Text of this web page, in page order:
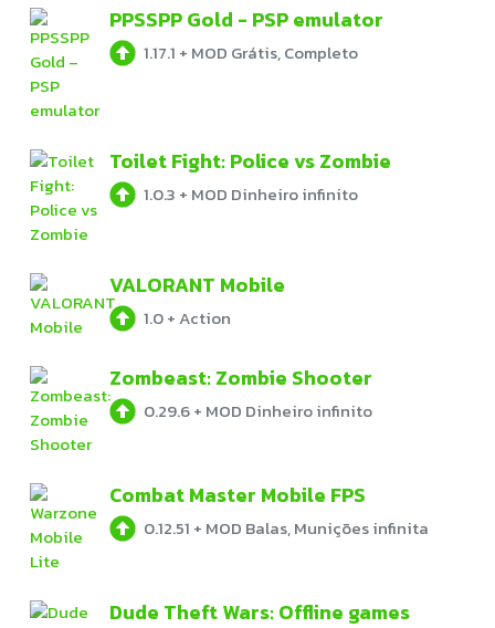
PPSSPP Gold - PSP emulator
1.17.1 + MOD Grátis, Completo
Toilet Fight: Police vs Zombie
1.0.3 + MOD Dinheiro infinito
VALORANT Mobile
1.0+ Action
Zombeast: Zombie Shooter
0.29.6+ MOD Dinheiro infinito
Combat Master Mobile FPS
0.12.51 + MOD Balas, Munições infinita
Dude Theft Wars: Offline games